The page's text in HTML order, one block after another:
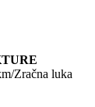
Zračna luka